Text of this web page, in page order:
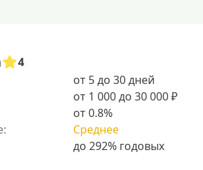
4
от 5 до 30 дней
от 1 000 до 30 000 ₽
от 0.8%
Среднее